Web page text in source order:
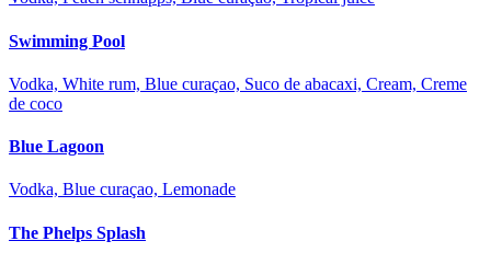
Swimming Pool
Vodka, White rum, Blue curaçao, Suco de abacaxi, Cream, Creme
de coco
Blue Lagoon
Vodka, Blue curaçao, Lemonade
The Phelps Splash